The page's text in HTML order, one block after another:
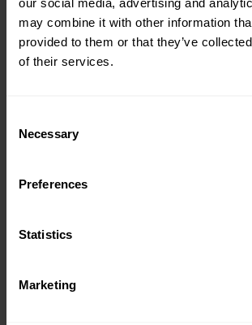
may combine it with other information
provided to them or that they’ve
of their services.
Selection
Necessary
Preferences
Statistics
Marketing
Besuchen Sie uns auf der Kuteno 2025,
kunststoffverarbeitende
Die KUTENO ist die effiziente
gesamte Prozesskette der
norddeutschen Region ist die KUTENO